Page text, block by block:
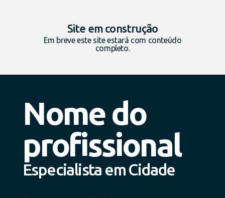
Site em construção
Em breve este site estará com conteúdo
completo.
Nome do
profissional
Especialista em Cidade